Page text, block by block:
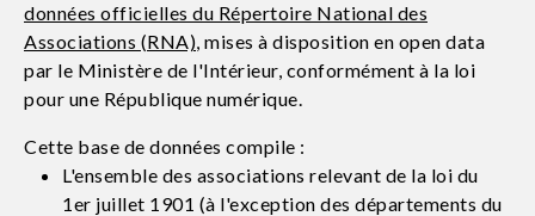
données officielles du Répertoire National des
Associations (RNA), mises à disposition en open data
par le Ministère de l'Intérieur, conformément à la loi
pour une République numérique.
Cette base de données compile :
L'ensemble des associations relevant de la loi du
1er juillet 1901 (à l'exception des départements du